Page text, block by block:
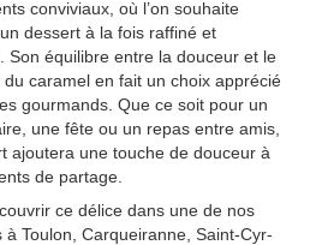
conviviaux, où l’on souhaite
dessert à la fois raffiné et
Son équilibre entre la douceur et le
du caramel en fait un choix apprécié
gourmands. Que ce soit pour un
une fête ou un repas entre amis,
ajoutera une touche de douceur à
de partage.
ce délice dans une de nos
à Toulon, Carqueiranne, Saint-Cyr-